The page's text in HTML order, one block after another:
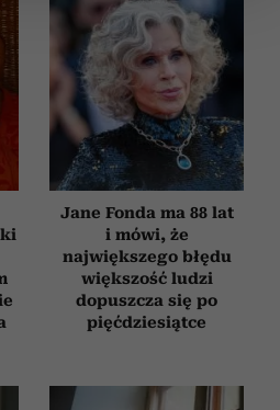
zgodę w dowolnej chwili.
do spersonalizowania treści
społecznościowe i
witrynie. Informacje o tym, jak
udostępniamy partnerom
i analitycznym.
te informacje z innymi danymi
uzyskanymi podczas
Jane Fonda ma 88 lat
i mówi, że
największego błędu
większość ludzi
dopuszcza się po
pięćdziesiątce